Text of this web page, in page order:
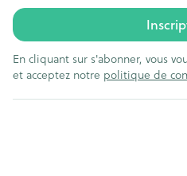
En cliquant sur s'abonner, vous
et acceptez notre politique de